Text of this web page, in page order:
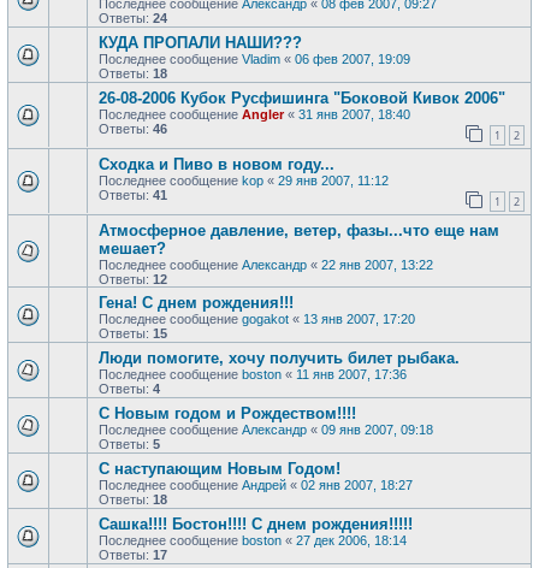
Последнее сообщение Александр « 08 фев 2007, 09:27
Ответы: 24
КУДА ПРОПАЛИ НАШИ???
Последнее сообщение Vladim « 06 фев 2007, 19:09
Ответы: 18
26-08-2006 Кубок Русфишинга "Боковой Кивок 2006"
Последнее сообщение Angler« 31 янв 2007, 18:40
Ответы: 46 1 2
Сходка и Пиво в новом году...
Последнее сообщение kop « 29 янв 2007, 11:12
Ответы: 41 1 2
Атмосферное давление, ветер, фазы...что еще нам
мешает?
Последнее сообщение Александр « 22 янв 2007, 13:22
Ответы: 12
Гена! С днем рождения!!!
Последнее сообщение gogakot « 13 янв 2007, 17:20
Ответы: 15
Люди помогите, хочу получить билет рыбака.
Последнее сообщение boston « 11 янв 2007, 17:36
Ответы: 4
С Новым годом и Рождеством!!!!
Последнее сообщение Александр « 09 янв 2007, 09:18
Ответы: 5
С наступающим Новым Годом!
Последнее сообщение Андрей « 02 янв 2007, 18:27
Ответы: 18
Сашка!!!! Бостон!!!! С днем рождения!!!!!
Последнее сообщение boston « 27 дек 2006, 18:14
Ответы: 17